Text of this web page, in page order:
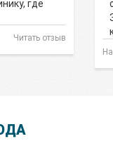
где
Читать отзыв